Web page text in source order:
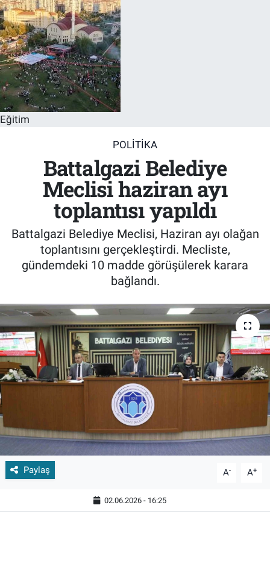
Eğitim
POLITIKA
Battalgazi Belediye
Meclisi haziran ayı
toplantısı yapıldı
Battalgazi Belediye Meclisi, Haziran ayı olağan
toplantısını gerçekleştirdi. Mecliste,
gündemdeki 10 madde görüşülerek karara
bağlandı.
Paylaş A- A+
02.06.2026 - 16:25